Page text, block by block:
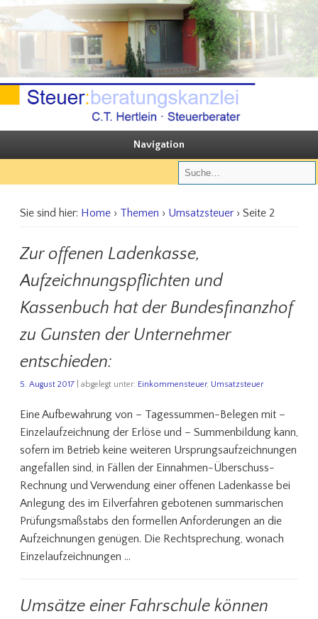
Steuerberatungskanzlei C.T. Hertlein
Sie steuern, wir beraten
Navigation
Sie sind hier: Home› Themen › Umsatzsteuer› Seite 2
Zur offenen Ladenkasse,
Aufzeichnungspflichten und
Kassenbuch hat der Bundesfinanzhof
zu Gunsten der Unternehmer
entschieden:
5. August 2017| abgelegt unter: Einkommensteuer, Umsatzsteuer
Eine Aufbewahrung von – Tagessummen-Belegen mit –
Einzelaufzeichnung der Erlöse und – Summenbildung kann,
sofern im Betrieb keine weiteren Ursprungsaufzeichnungen
angefallen sind, in Fällen der Einnahmen-Überschuss-
Rechnung und Verwendung einer offenen Ladenkasse bei
Anlegung des im Eilverfahren gebotenen summarischen
Prüfungsmaßstabs den formellen Anforderungen an die
Aufzeichnungen genügen. Die Rechtsprechung, wonach
Einzelaufzeichnungen …
Umsätze einer Fahrschule können